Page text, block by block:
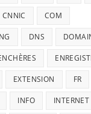
CNNIC COM
DNS
EXTENSION FR
INFO INTERNET